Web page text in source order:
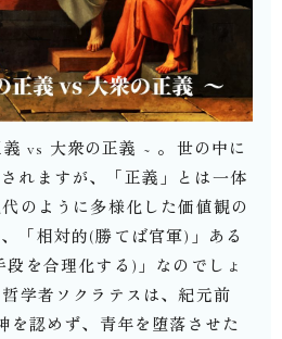
vs 大衆の正義 ~ 。⁡世の中に
れますが、「正義」とは一体
のように多様化した価値観の
「相対的(勝てば官軍)」ある
を合理化する)」なのでしょ
学者ソクラテスは、紀元前
を認めず、青年を堕落させた